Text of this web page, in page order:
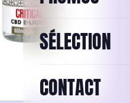
SÉLECTION
CONTACT